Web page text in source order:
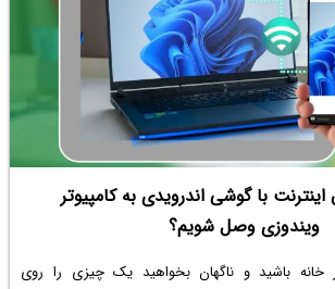
با گوشی اندرویدی به کامپیوتر
ویندوزی وصل شویم؟
خانه باشید و ناگهان بخواهید یک چیزی را روی